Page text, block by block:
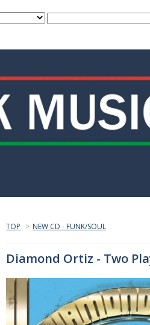
TOP > NEW CD - FUNK/SOUL
Diamond Ortiz - Two